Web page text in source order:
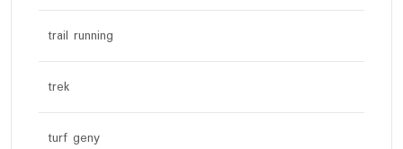
trail running
trek
turf geny